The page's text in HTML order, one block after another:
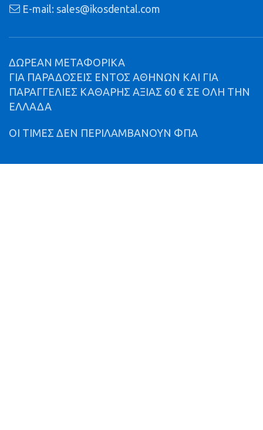
E-mail: sales@ikosdental.com
ΔΩΡΕΑΝ ΜΕΤΑΦΟΡΙΚΑ
ΓΙΑ ΠΑΡΑΔΟΣΕΙΣ ΕΝΤΟΣ ΑΘΗΝΩΝ ΚΑΙ ΓΙΑ
ΠΑΡΑΓΓΕΛΙΕΣ ΚΑΘΑΡΗΣ ΑΞΙΑΣ 60 € ΣΕ ΟΛΗ ΤΗΝ
ΕΛΛΑΔΑ
ΟΙ ΤΙΜΕΣ ΔΕΝ ΠΕΡΙΛΑΜΒΑΝΟΥΝ ΦΠΑ